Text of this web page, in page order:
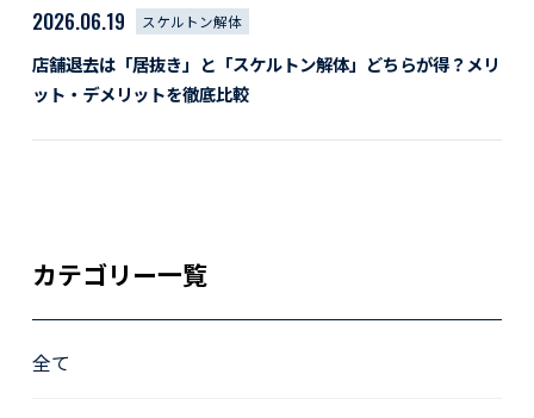
募集要項一覧
採用エントリー
よくある質問
Social link
2026.06.19 スケルトン解体
店舗退去は「居抜き」と「スケルトン解体」どちらが得？メリ
ット・デメリットを徹底比較
カテゴリー一覧
全て